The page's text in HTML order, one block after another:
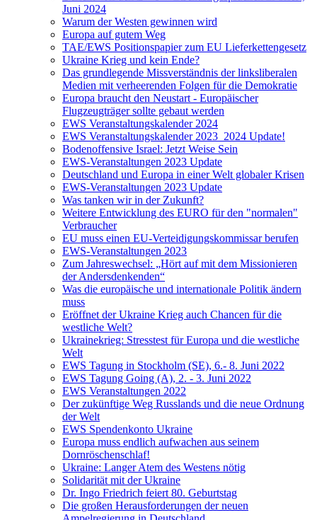
Juni 2024
Warum der Westen gewinnen wird
Europa auf gutem Weg
TAE/EWS Positionspapier zum EU Lieferkettengesetz
Ukraine Krieg und kein Ende?
Das grundlegende Missverständnis der linksliberalen
Medien mit verheerenden Folgen für die Demokratie
Europa braucht den Neustart - Europäischer
Flugzeugträger sollte gebaut werden
EWS Veranstaltungskalender 2024
EWS Veranstaltungskalender 2023_2024 Update!
Bodenoffensive Israel: Jetzt Weise Sein
EWS-Veranstaltungen 2023 Update
Deutschland und Europa in einer Welt globaler Krisen
EWS-Veranstaltungen 2023 Update
Was tanken wir in der Zukunft?
Weitere Entwicklung des EURO für den "normalen"
Verbraucher
EU muss einen EU-Verteidigungskommissar berufen
EWS-Veranstaltungen 2023
Zum Jahreswechsel: „Hört auf mit dem Missionieren
der Andersdenkenden“
Was die europäische und internationale Politik ändern
muss
Eröffnet der Ukraine Krieg auch Chancen für die
westliche Welt?
Ukrainekrieg: Stresstest für Europa und die westliche
Welt
EWS Tagung in Stockholm (SE), 6.- 8. Juni 2022
EWS Tagung Going (A), 2. - 3. Juni 2022
EWS Veranstaltungen 2022
Der zukünftige Weg Russlands und die neue Ordnung
der Welt
EWS Spendenkonto Ukraine
Europa muss endlich aufwachen aus seinem
Dornröschenschlaf!
Ukraine: Langer Atem des Westens nötig
Solidarität mit der Ukraine
Dr. Ingo Friedrich feiert 80. Geburtstag
Die großen Herausforderungen der neuen